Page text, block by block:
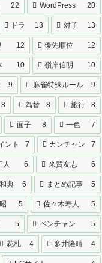
22 WordPress 20
ドラ 13 対子 13
12 優先順位 12
10 嶺岸信明 10
9 麻雀特殊ルール 9
8 為替 8 旅行 8
面子 8 一色 7
ント 7 カンチャン 7
人 6 来賀友志 6
典 6 まとめ記事 5
5 佐々木寿人 5
5 ペンチャン 5
花札 4 多井隆晴 4